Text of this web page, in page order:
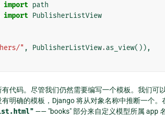
import path
import PublisherListView
" , PublisherListView.as_view()),
代码。尽管我们仍然需要编写一个模板。我们可
明确的模板，Django 将从对象名称中推断一个
—— "books" 部分来自定义模型所属 app